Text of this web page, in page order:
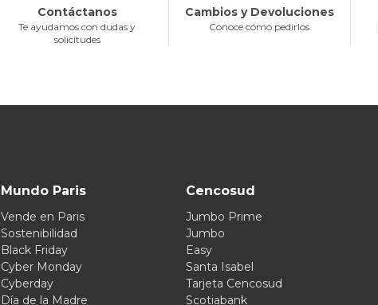
Contáctanos
Te ayudamos con dudas y
solicitudes
Cambios y Devoluciones
Conoce cómo pedirlos
Mundo Paris
Vende en Paris
Sostenibilidad
Black Friday
Cyber Monday
Cyberday
Día de la Madre
Cencosud
Jumbo Prime
Jumbo
Easy
Santa Isabel
Tarjeta Cencosud
Scotiabank